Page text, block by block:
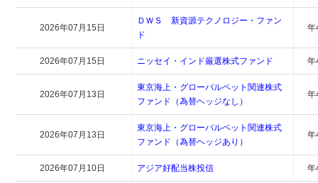
2026年07月15日
ＤＷＳ 新資源テクノロジー・ファン
ド
年
2026年07月15日 ニッセイ・インド厳選株式ファンド 年
2026年07月13日
東京海上・グローバルペット関連株式
ファンド（為替ヘッジなし）
年
2026年07月13日
東京海上・グローバルペット関連株式
ファンド（為替ヘッジあり）
年
2026年07月10日 アジア好配当株投信 年